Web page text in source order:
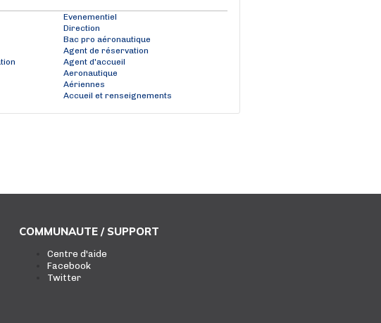
Evenementiel
Direction
Bac pro aéronautique
Agent de réservation
Agent d'accueil
Aeronautique
Aériennes
Accueil et renseignements
COMMUNAUTE / SUPPORT
Centre d'aide
Facebook
Twitter